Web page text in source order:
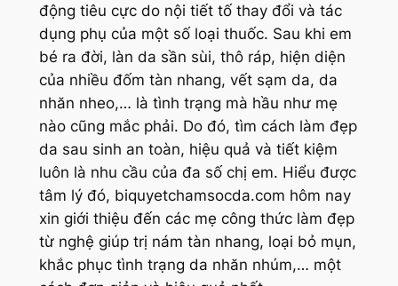
động tiêu cực do nội tiết tố thay đổi và tác
dụng phụ của một số loại thuốc. Sau khi em
bé ra đời, làn da sần sùi, thô ráp, hiện diện
của nhiều đốm tàn nhang, vết sạm da, da
nhăn nheo,… là tình trạng mà hầu như mẹ
nào cũng mắc phải. Do đó, tìm cách làm đẹp
da sau sinh an toàn, hiệu quả và tiết kiệm
luôn là nhu cầu của đa số chị em. Hiểu được
tâm lý đó, biquyetchamsocda.com hôm nay
xin giới thiệu đến các mẹ công thức làm đẹp
từ nghệ giúp trị nám tàn nhang, loại bỏ mụn,
khắc phục tình trạng da nhăn nhúm,… một